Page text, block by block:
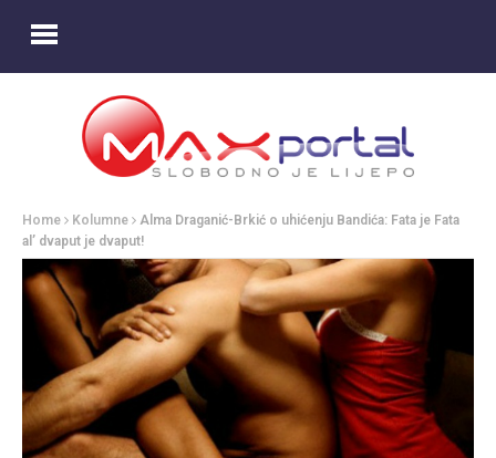
Home Kolumne
Alma Draganić-Brkić o uhićenju Bandića: Fata je Fata
al’ dvaput je dvaput!